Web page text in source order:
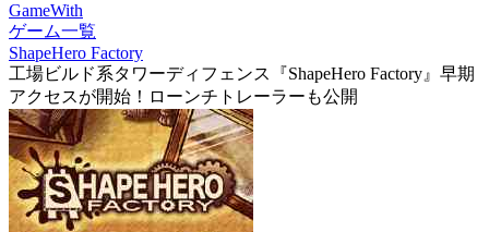
GameWith
ゲーム一覧
ShapeHero Factory
工場ビルド系タワーディフェンス『ShapeHero Factory』早期
アクセスが開始！ローンチトレーラーも公開